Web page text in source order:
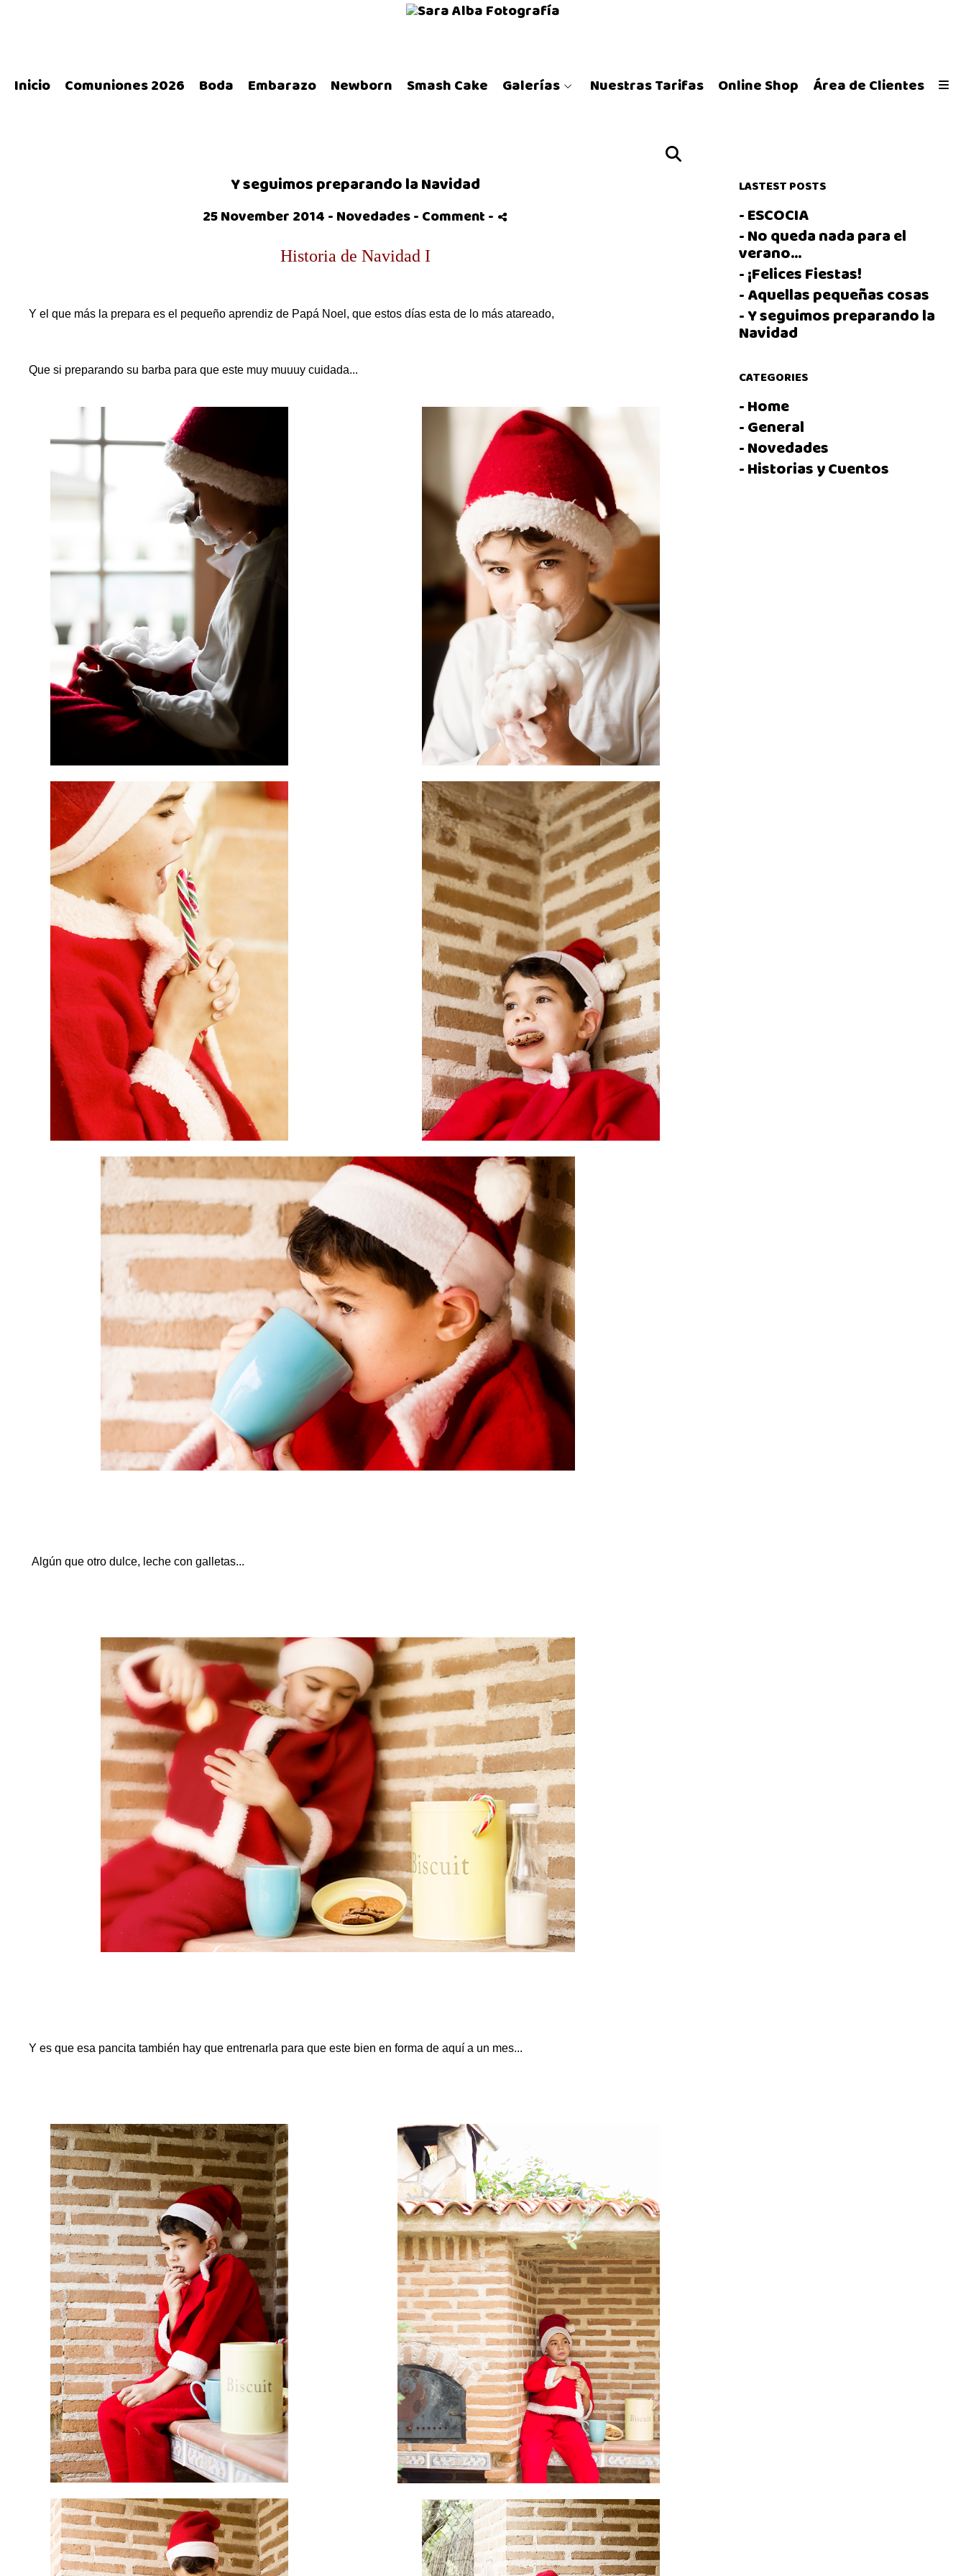
Inicio Comuniones 2026 Boda Embarazo Newborn Smash Cake Galerías Nuestras Tarifas Online Shop Área de Clientes
Y seguimos preparando la Navidad
25 November 2014 -Novedades- Comment-
Historia de Navidad I
Y el que más la prepara es el pequeño aprendiz de Papá Noel, que estos días esta de lo más atareado,
Que si preparando su barba para que este muy muuuy cuidada...
Algún que otro dulce, leche con galletas...
Y es que esa pancita también hay que entrenarla para que este bien en forma de aquí a un mes...
LASTEST POSTS
- ESCOCIA
- No queda nada para el
verano...
- ¡Felices Fiestas!
- Aquellas pequeñas cosas
- Y seguimos preparando la
Navidad
CATEGORIES
- Home
- General
- Novedades
- Historias y Cuentos